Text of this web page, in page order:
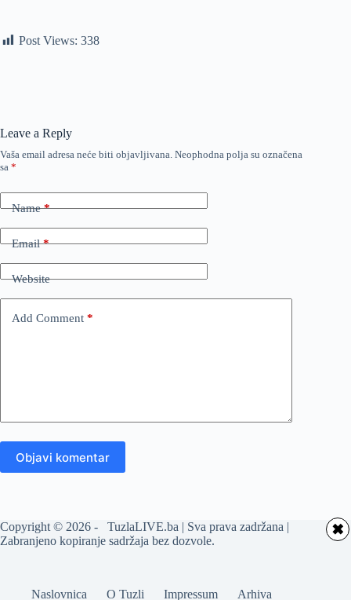
Post Views: 338
Leave a Reply
Vaša email adresa neće biti objavljivana. Neophodna polja su označena
sa *
Name*
Email*
Website
Add Comment *
Objavi komentar
Copyright © 2026 - TuzlaLIVE.ba | Sva prava zadržana |
Zabranjeno kopiranje sadržaja bez dozvole.
Naslovnica O Tuzli Impressum Arhiva
✖